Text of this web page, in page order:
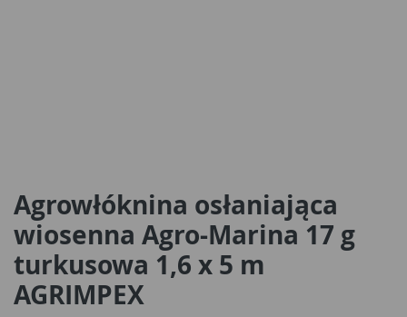
Agrowłóknina osłaniająca
wiosenna Agro-Marina 17 g
turkusowa 1,6 x 5 m
AGRIMPEX